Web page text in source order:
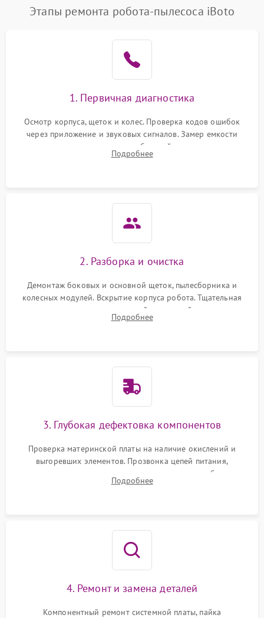
Этапы ремонта робота-пылесоса iBoto
1. Первичная диагностика
Осмотр корпуса, щеток и колес. Проверка кодов ошибок
через приложение и звуковых сигналов. Замер емкости
аккумулятора и тестирование базовой станции зарядки.
Оценка работы лидара, бампера и датчиков падения для
Подробнее
2. Разборка и очистка
Демонтаж боковых и основной щеток, пылесборника и
колесных модулей. Вскрытие корпуса робота. Тщательная
очистка внутренних полостей, шестерней и плат от
скопившейся пыли, волос и шерсти животных с
Подробнее
3. Глубокая дефектовка компонентов
Проверка материнской платы на наличие окислений и
выгоревших элементов. Прозвонка цепей питания,
тестирование приводных моторов колес и турбины
всасывания. Оценка состояния оптических и инфракрасных
Подробнее
4. Ремонт и замена деталей
Компонентный ремонт системной платы, пайка